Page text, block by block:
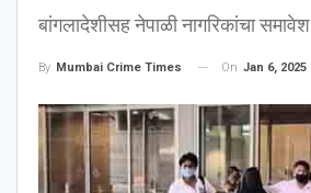
बांगलादेशीसह नेपाळी नागरिकांचा समावेश
By Mumbai Crime Times On Jan 6, 2025